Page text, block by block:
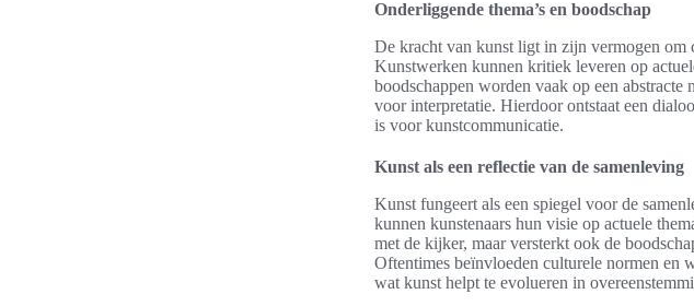
Onderliggende thema’s en boodschap
De kracht van kunst ligt in zijn vermogen om
Kunstwerken kunnen kritiek leveren op
boodschappen worden vaak op een
voor interpretatie. Hierdoor ontstaat een
is voor kunstcommunicatie.
Kunst als een reflectie van de samenleving
Kunst fungeert als een spiegel voor de
kunnen kunstenaars hun visie op actuele
met de kijker, maar versterkt ook de
Oftentimes beïnvloeden culturele normen en
wat kunst helpt te evolueren in